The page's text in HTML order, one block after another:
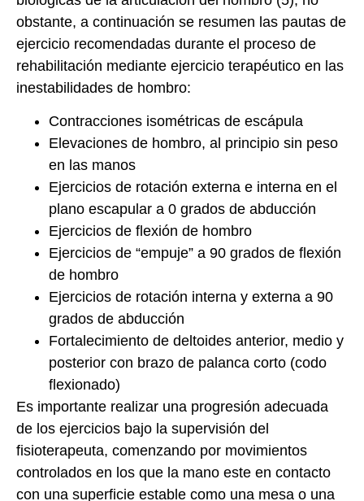
obstante, a continuación se resumen las pautas de
ejercicio recomendadas durante el proceso de
rehabilitación mediante ejercicio terapéutico en las
inestabilidades de hombro:
Contracciones isométricas de escápula
Elevaciones de hombro, al principio sin peso
en las manos
Ejercicios de rotación externa e interna en el
plano escapular a 0 grados de abducción
Ejercicios de flexión de hombro
Ejercicios de “empuje” a 90 grados de flexión
de hombro
Ejercicios de rotación interna y externa a 90
grados de abducción
Fortalecimiento de deltoides anterior, medio y
posterior con brazo de palanca corto (codo
flexionado)
Es importante realizar una progresión adecuada
de los ejercicios bajo la supervisión del
fisioterapeuta, comenzando por movimientos
controlados en los que la mano este en contacto
con una superficie estable como una mesa o una